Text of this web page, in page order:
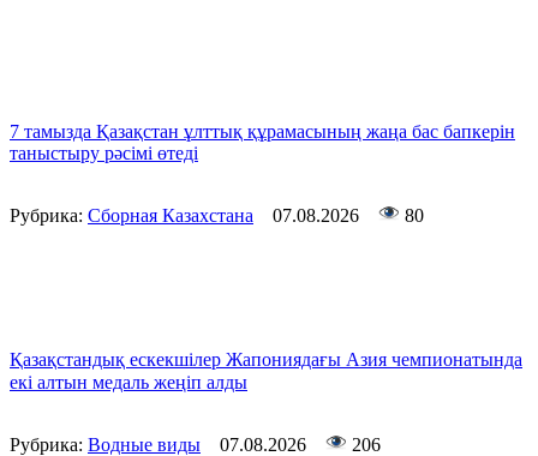
7 тамызда Қазақстан ұлттық құрамасының жаңа бас бапкерін
таныстыру рәсімі өтеді
Рубрика: Сборная Казахстана 07.08.2026 80
Қазақстандық ескекшілер Жапониядағы Азия чемпионатында
екі алтын медаль жеңіп алды
Рубрика: Водные виды 07.08.2026 206